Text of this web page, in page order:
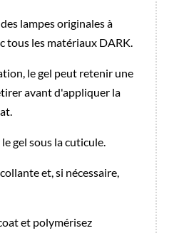
lampes originales à
tous les matériaux DARK.
le gel peut retenir une
avant d'appliquer la
gel sous la cuticule.
et, si nécessaire,
et polymérisez